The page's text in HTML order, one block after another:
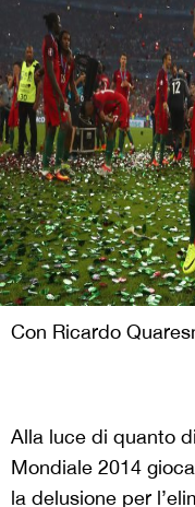
Con Ricardo
Alla luce di quanto
Mondiale 2014
la delusione per